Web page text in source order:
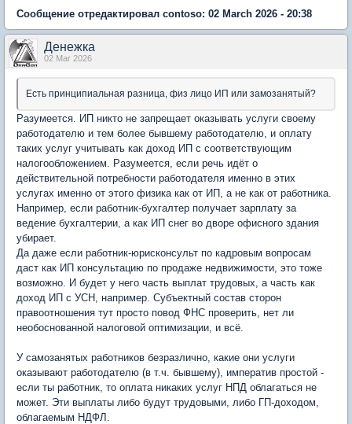
Сообщение отредактировал contoso: 02 March 2026 - 20:38
Денежка
02 Mar 2026
Есть принципиальная разница, физ лицо ИП или замозанятый?
Разумеется. ИП никто не запрещает оказывать услуги своему
работодателю и тем более бывшему работодателю, и оплату
таких услуг учитывать как доход ИП с соответствующим
налогообложением. Разумеется, если речь идёт о
действительной потребности работодателя именно в этих
услугах именно от этого физика как от ИП, а не как от работника.
Например, если работник-бухгалтер получает зарплату за
ведение бухгалтерии, а как ИП снег во дворе офисного здания
убирает.
Да даже если работник-юрисконсульт по кадровым вопросам
даст как ИП консультацию по продаже недвижимости, это тоже
возможно. И будет у него часть выплат трудовых, а часть как
доход ИП с УСН, например. Субъектный состав сторон
правоотношения тут просто повод ФНС проверить, нет ли
необоснованной налоговой оптимизации, и всё.
У самозанятых работников безразлично, какие они услуги
оказывают работодателю (в т.ч. бывшему), императив простой -
если ты работник, то оплата никаких услуг НПД облагаться не
может. Эти выплаты либо будут трудовыми, либо ГП-доходом,
облагаемым НДФЛ.